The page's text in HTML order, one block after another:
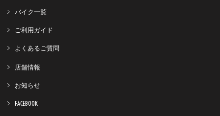
バイク一覧
ご利用ガイド
よくあるご質問
店舗情報
お知らせ
FACEBOOK